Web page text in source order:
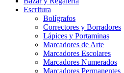
Escritura
Bolígrafos
Correctores y Borradores
Lápices y Portaminas
Marcadores de Arte
Marcadores Escolares
Marcadores Numerados
Marcadores Permanentes